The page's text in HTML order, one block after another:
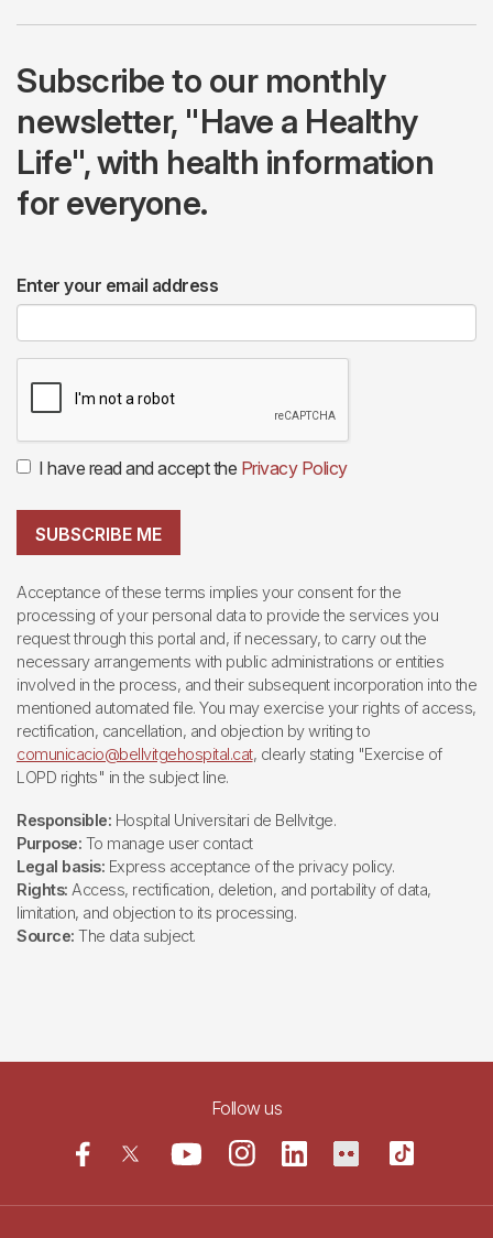
Subscribe to our monthly
newsletter, "Have a Healthy
Life", with health information
for everyone.
Enter your email address
I have read and accept the Privacy Policy
SUBSCRIBE ME
Acceptance of these terms implies your consent for the
processing of your personal data to provide the services you
request through this portal and, if necessary, to carry out the
necessary arrangements with public administrations or entities
involved in the process, and their subsequent incorporation into the
mentioned automated file. You may exercise your rights of access,
rectification, cancellation, and objection by writing to
comunicacio@bellvitgehospital.cat, clearly stating "Exercise of
LOPD rights" in the subject line.
Responsible: Hospital Universitari de Bellvitge.
Purpose: To manage user contact
Legal basis: Express acceptance of the privacy policy.
Rights: Access, rectification, deletion, and portability of data,
limitation, and objection to its processing.
Source: The data subject.
Follow us